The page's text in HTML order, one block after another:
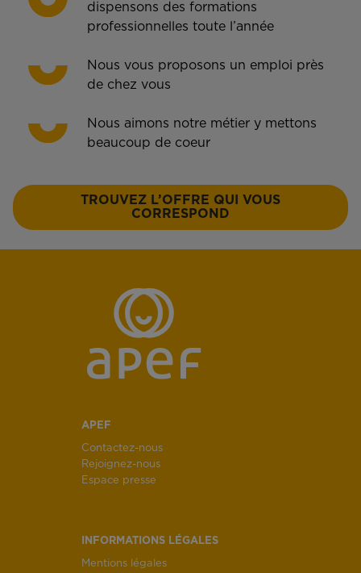
dispensons des formations
professionnelles toute l’année
Nous vous proposons un emploi près
de chez vous
Nous aimons notre métier y mettons
beaucoup de coeur
TROUVEZ L’OFFRE QUI VOUS
CORRESPOND
APEF
Contactez-nous
Rejoignez-nous
Espace presse
INFORMATIONS LÉGALES
Mentions légales